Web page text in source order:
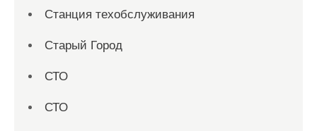
Станция техобслуживания
Старый Город
СТО
СТО